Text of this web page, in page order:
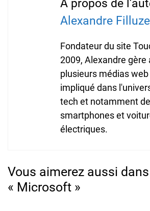
À propos de
Alexandre
Fondateur du site
2009, Alexandre gère
plusieurs médias
impliqué dans
tech et notamment
smartphones et
électriques.
Vous aimerez aussi dans
« Microsoft »